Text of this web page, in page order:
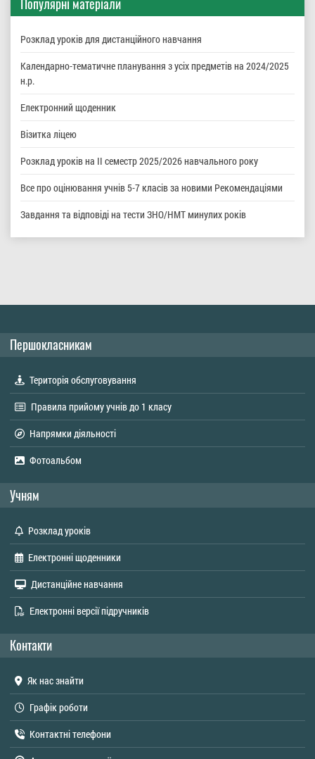
Розклад уроків для дистанційного навчання
Календарно-тематичне планування з усіх предметів на 2024/2025
н.р.
Електронний щоденник
Візитка ліцею
Розклад уроків на ІІ семестр 2025/2026 навчального року
Все про оцінювання учнів 5-7 класів за новими Рекомендаціями
Завдання та відповіді на тести ЗНО/НМТ минулих років
Першокласникам
Територія обслуговування
Правила прийому учнів до 1 класу
Напрямки діяльності
Фотоальбом
Учням
Розклад уроків
Електронні щоденники
Дистанційне навчання
Електронні версії підручників
Контакти
Як нас знайти
Графік роботи
Контактні телефони